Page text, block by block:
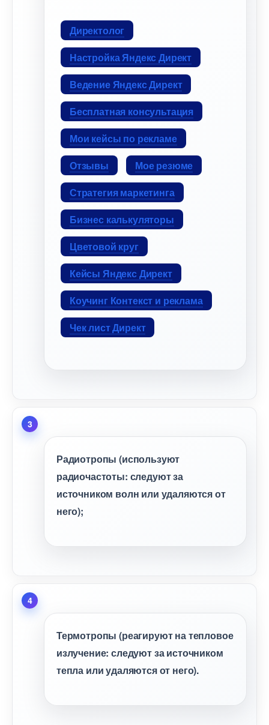
Директоло
Настройка Яндекс Директ
едение Яндекс Директ
Бесплатная консультация
Мои кейсы по рекламе
Отзывы
Мое резюме
Стратегия маркетинга
Бизнес калькуляторы
Цветовой кру
Кейсы Яндекс Директ
Коучинг Контекст и реклама
Чек лист Директ
Радиотропы (используют
радиочастоты: следуют за
источником волн или удаляются от
него);
Термотропы (реагируют на тепловое
излучение: следуют за источником
тепла или удаляются от него).